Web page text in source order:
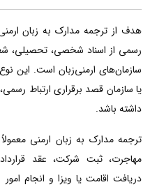
هدف از ترجمه مدارک به زبان
رسمی از اسناد شخصی، تحصیلی،
سازمان‌های ارمنی‌زبان است. این
یا سازمان قصد برقراری ارتباط
داشته باشد.
ترجمه مدارک به زبان ارمنی
مهاجرت، ثبت شرکت، عقد
دریافت اقامت یا ویزا و انجام امور